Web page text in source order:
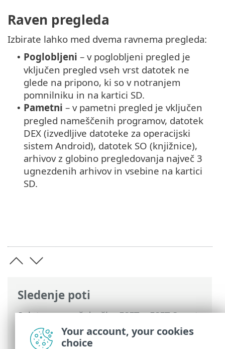
Sledenje poti
Spletna pomoč družbe ESET>ESET Smart
TV Security>Delo s programom ESET
Smart TV Security >
Protivirusna zaščita
Raven pregleda
Izbirate lahko med dvema ravnema pregleda:
• Poglobljeni – v poglobljeni pregled je
vključen pregled vseh vrst datotek ne
glede na pripono, ki so v notranjem
pomnilniku in na kartici SD.
• Pametni – v pametni pregled je vključen
pregled nameščenih programov, datotek
DEX (izvedljive datoteke za operacijski
sistem Android), datotek SO (knjižnice),
arhivov z globino pregledovanja največ 3
ugnezdenih arhivov in vsebine na kartici
SD.
Your account, your cookies
choice